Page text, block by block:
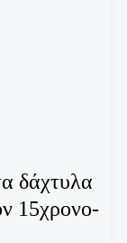
δάχτυλα
15χρονο-